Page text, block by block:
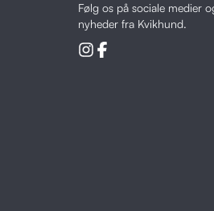
Følg os på sociale medier
nyheder fra Kvikhund.